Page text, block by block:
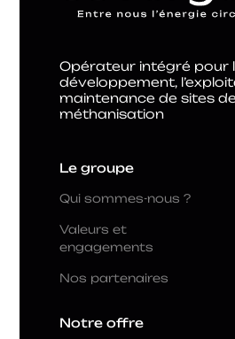
Opérateur intégré pour
développement,
maintenance de sites de
méthanisation
Le groupe
Qui sommes-nous ?
Valeurs et
engagements
Nos partenaires
Notre offre